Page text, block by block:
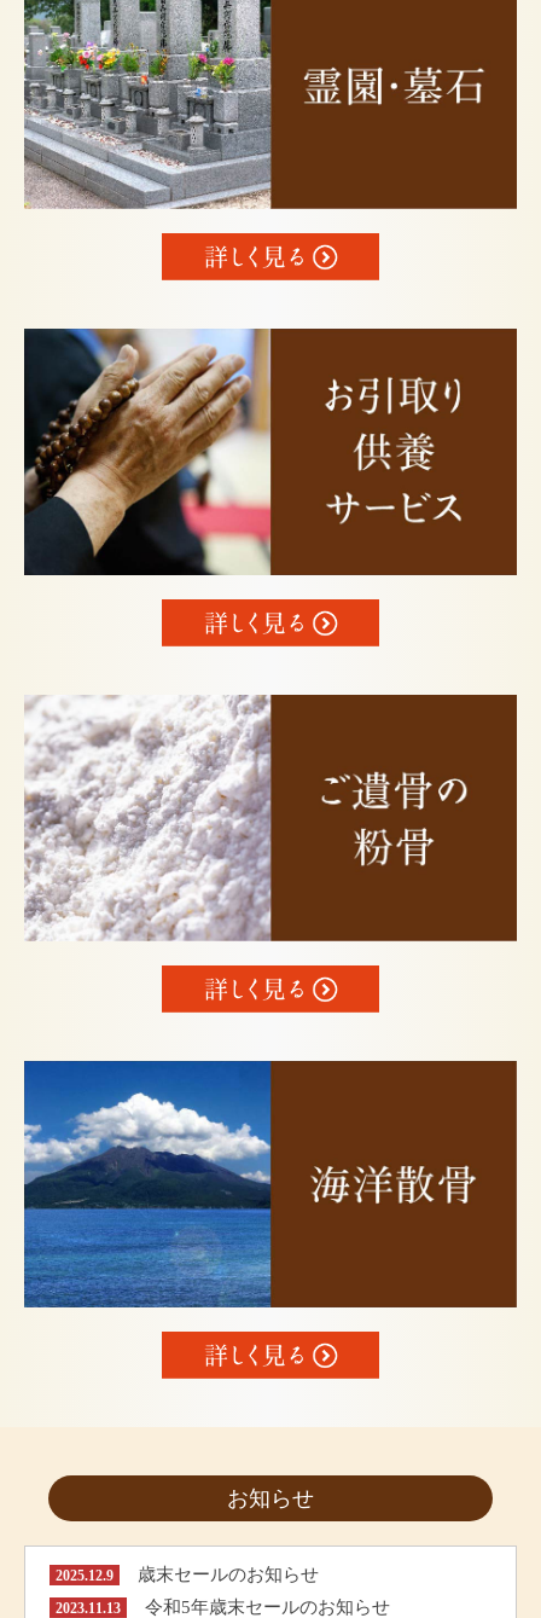
お知らせ
2025.12.9 歳末セールのお知らせ
2023.11.13 令和5年歳末セールのお知らせ